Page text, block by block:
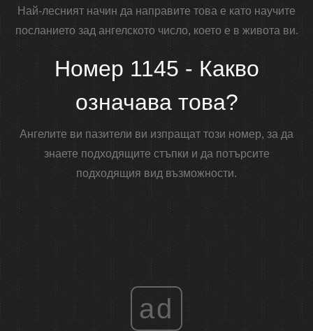
Най-лесният начин да направите това е като научите
посланието зад ангелското число, което е в живота ви.
Номер 1145 - Какво
означава това?
Ангелите ви пазители ви изпращат този номер, за да
знаете подходящите стъпки и да потърсите
подходящия вид възможности.
ad